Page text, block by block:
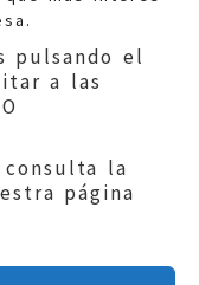
pulsando el
a las
la
página
/
|